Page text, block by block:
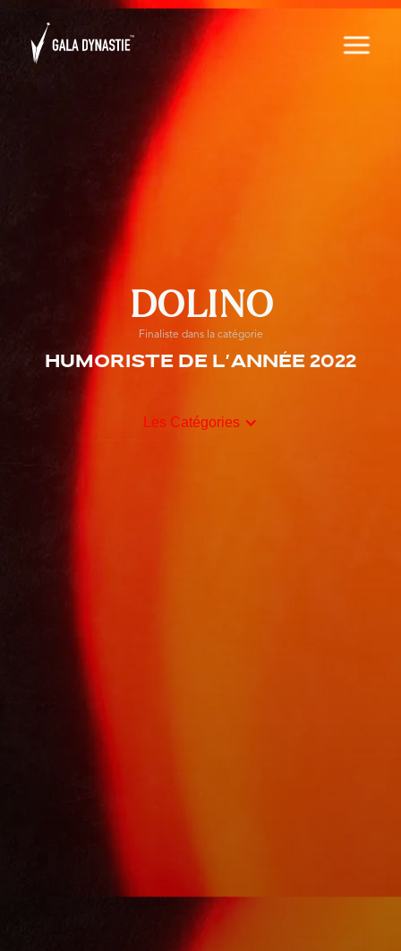
DOLINO
Finaliste dans la catégorie
Humoriste de l'année 2022
Les Catégories